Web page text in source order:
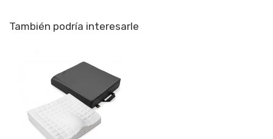
También podría interesarle